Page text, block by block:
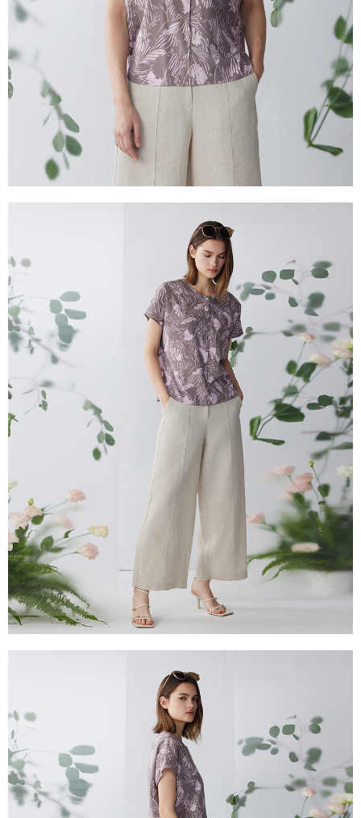
とに計算されます。AFTEEで注文すると、商品を受け取るまで支払い期限
を延長できますが、商品を期限内に受け取れない場合があります（例：予
約商品や商品到着日が比較的遅い商品）。そのため、商品到着の有無に関
わらず、AFTEEで指定された期限内にお支払いください。
二、支払い限度額
1.初回 AFTEEを ご利用の際に、認証結果及び当社の審査の結果に基づ
き、限度額が設定されます。
2.決済金額は最低NT$20です。
3.現在、台湾の会員のみご利用いただけます。
三、利用規約「AFTEE代金後払い」（以下当サービスという）はネットプ
ロテクションズ（以下 AFTEE という）が提供し、AFTEEが代金を徴収し
限らない）は、AFTEEに渡され当サービスで必要な範囲内で利用されま
す。AFTEEの個人情報の収集、処理、利用について、詳細はAFTEE公式ホ
ームページの『個人情報の収集、処理及び利用に関する声明』をご参照く
ださい（
）。
AFTEEの初回ご利用の際に、審査を通過すれば、最高額がNT$10,000にな
ります。支払い期限を過ぎた場合、その金額に基づいて年利20%の遅延滞
納金が加算されます。未成年の利用者は、事前に法定代理人または後見人
の同意を得ればAFTEEをご利用いただけます。
個人情報の処理、利用について疑問がある、または関連する法律の権利を
行使したい場合は、ネットプロテクションズcs_tw@netprotections.co.jp
にご連絡ください。上記に示した個人情報を、必要な購入注文書とあわせ
てAFTEEにご提供いただく、またはAFTEEにあなたの個人情報の収集、処
理、利用を許可することににご同意いただけない場合は、当サービスを選
択しないでください。
付款後7-11超商取貨
配送毎にNT$100、NT$2,000以上で送料無料
配送毎にNT$100、NT$2,000以上で送料無料
付款後門市自取
送料無料
貨到付款